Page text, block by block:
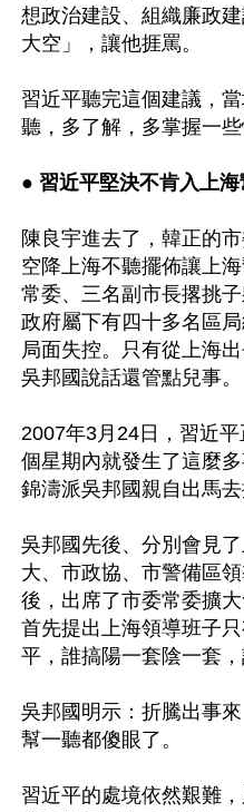
想政治建設、組織廉政
大空」，讓他捱罵。
習近平聽完這個建議，
聽，多了解，多掌握一些
● 習近平堅決不肯入上海
陳良宇進去了，韓正的
空降上海不聽擺佈讓上
常委、三名副市長撂挑
政府屬下有四十多名區
局面失控。只有從上海
吳邦國說話還管點兒事。
2007年3月24日，習近
個星期內就發生了這麼
錦濤派吳邦國親自出馬去
吳邦國先後、分別會見
大、市政協、市警備區
後，出席了市委常委擴
首先提出上海領導班子
平，誰搞陽一套陰一套，
吳邦國明示：折騰出事
幫一聽都傻眼了。
習近平的處境依然艱難